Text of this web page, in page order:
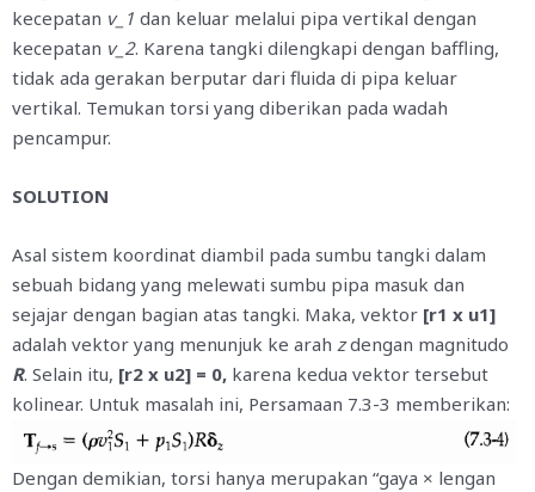
kecepatan v_1 dan keluar melalui pipa vertikal dengan
kecepatan v_2. Karena tangki dilengkapi dengan baffling,
tidak ada gerakan berputar dari fluida di pipa keluar
vertikal. Temukan torsi yang diberikan pada wadah
pencampur.
SOLUTION
Asal sistem koordinat diambil pada sumbu tangki dalam
sebuah bidang yang melewati sumbu pipa masuk dan
sejajar dengan bagian atas tangki. Maka, vektor [r1 x u1]
adalah vektor yang menunjuk ke arah zdengan magnitudo
R. Selain itu, [r2 x u2] = 0, karena kedua vektor tersebut
kolinear. Untuk masalah ini, Persamaan 7.3-3 memberikan:
Dengan demikian, torsi hanya merupakan “gaya × lengan